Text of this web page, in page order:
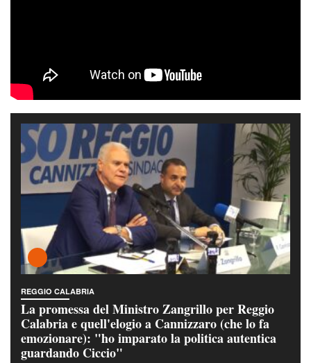
REGGIO CALABRIA
La promessa del Ministro Zangrillo per Reggio
Calabria e quell'elogio a Cannizzaro (che lo fa
emozionare): "ho imparato la politica autentica
guardando Ciccio"